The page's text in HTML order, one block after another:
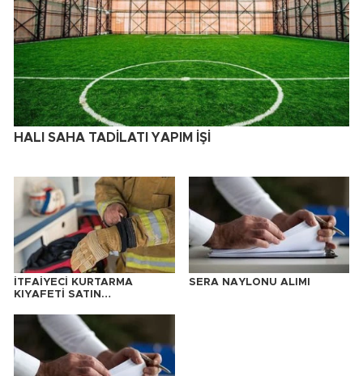
HALI SAHA TADİLATI YAPIM İŞİ
İTFAİYECİ KURTARMA
KIYAFETİ SATIN
SERA NAYLONU ALIMI